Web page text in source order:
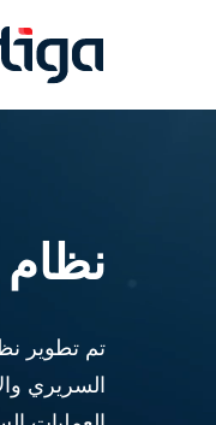
السريري